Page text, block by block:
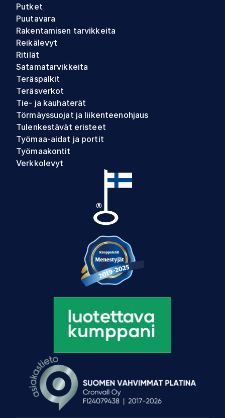
Putket
Puutavara
Rakentamisen tarvikkeita
Reikälevyt
Ritilät
Satamatarvikkeita
Teräspalkit
Teräsverkot
Tie- ja kauhaterät
Törmäyssuojat ja liikenteenohjaus
Tulenkestävät eristeet
Työmaa-aidat ja portit
Työmaakontit
Verkkolevyt